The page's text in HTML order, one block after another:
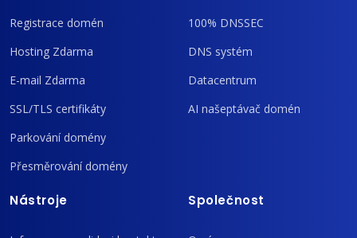
Registrace domén
Hosting Zdarma
E-mail Zdarma
SSL/TLS certifikáty
Parkování domény
Přesměrování domény
100% DNSSEC
DNS systém
Datacentrum
AI našeptávač domén
Nástroje Společnost